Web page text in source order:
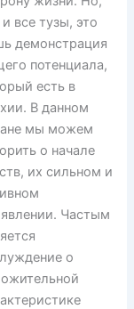
и все тузы, это
демонстрация
потенциала,
есть в
В данном
мы можем
о начале
их сильном и
Частым
о